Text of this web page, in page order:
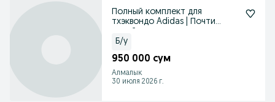
Полный комплект для
тхэквондо Adidas | Почти
Б/у
950 000 сум
Алмалык
30 июля 2026 г.